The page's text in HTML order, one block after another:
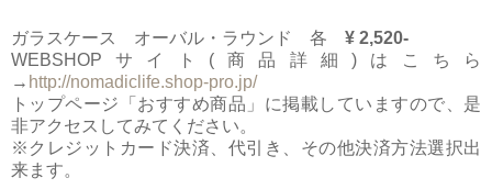
ガラスケース オーバル・ラウンド 各 ¥ 2,520-
WEBSHOPサイト(商品詳細)はこちら
→ http://nomadiclife.shop-pro.jp/
トップページ「おすすめ商品」に掲載していますので、是
非アクセスしてみてください。
※クレジットカード決済、代引き、その他決済方法選択出
来ます。